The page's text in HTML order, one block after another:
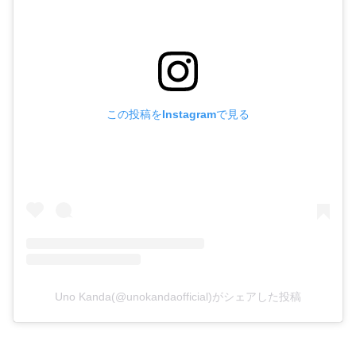
この投稿をInstagramで見る
Uno Kanda(@unokandaofficial)がシェアした投稿